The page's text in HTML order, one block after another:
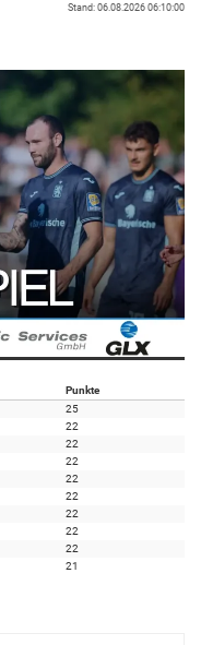
Stand: 06.08.2026 06:10:00
Punkte
25
22
22
22
22
22
22
22
22
21